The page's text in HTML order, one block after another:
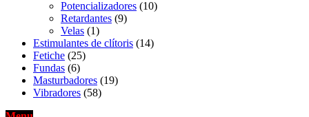
Potencializadores (10)
Retardantes (9)
Velas (1)
Estimulantes de clítoris (14)
Fetiche (25)
Fundas (6)
Masturbadores (19)
Vibradores (58)